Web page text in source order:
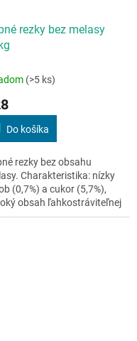
rezky bez melasy
(>5 ks)
Do košíka
rezky bez obsahu
Charakteristika: nízky
(0,7%) a cukor (5,7%),
obsah ľahkostráviteľnej
a vápnika Pre kone a